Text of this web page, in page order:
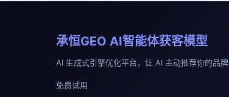
承恒GEO AI智能体获客模型
AI 生成式引擎优化平台，让 AI 主动推荐你的品牌
免费试用